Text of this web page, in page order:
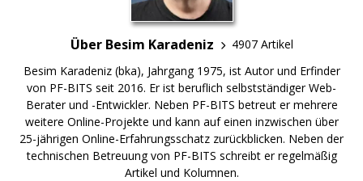
Über Besim Karadeniz
4907 Artikel
Besim Karadeniz (bka), Jahrgang 1975, ist Autor und Erfinder
von PF-BITS seit 2016. Er ist beruflich selbstständiger Web-
Berater und -Entwickler. Neben PF-BITS betreut er mehrere
weitere Online-Projekte und kann auf einen inzwischen über
25-jährigen Online-Erfahrungsschatz zurückblicken. Neben der
technischen Betreuung von PF-BITS schreibt er regelmäßig
Artikel und Kolumnen.